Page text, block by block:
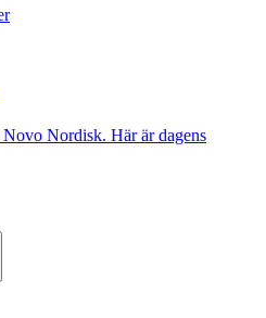
Nordisk. Här är dagens